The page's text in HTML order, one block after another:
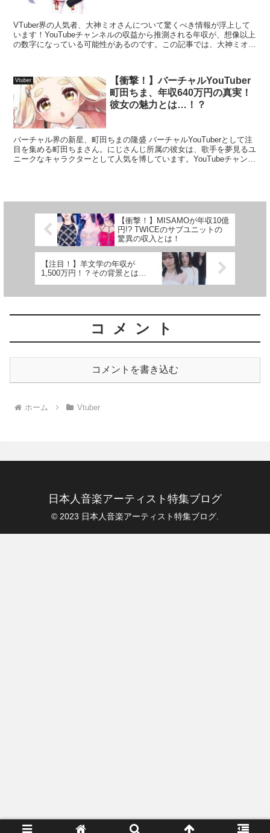
VTuber界の人気者、大神ミオさんについて驚くべき情報が浮上して
います！YouTubeチャンネルの収益から推測される年収が、想像以上
の数字になっている可能性があるのです。この記事では、大神ミオさ
Vtuber
【衝撃！】バーチャルYouTuber
町田ちま、年収640万円の真実！
彼女の魅力とは…！？
バーチャル界の新星、町田ちまの隆盛 バーチャルYouTuberとして注
目を集める町田ちまさん。にじさんじ所属の彼女は、歌手を夢見るユ
ニークなキャラクターとして人気を博しています。YouTubeチャンネ
【衝撃！】MISAMOが年収10億
円!? TWICEのサブユニットの
驚異の収入とは！
【注目！】羊文学の年収が
1,500万円！？その背景とは…
コメント
コメントを書き込む
ホーム Vtuber
日本人音楽アーティスト特集ブログ
© 2023 日本人音楽アーティスト特集ブログ.